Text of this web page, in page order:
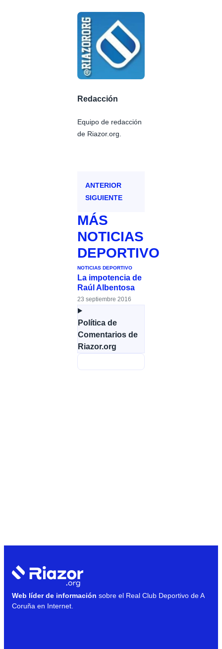
Redacción
Equipo de redacción
de Riazor.org.
ANTERIOR
SIGUIENTE
MÁS
NOTICIAS
DEPORTIVO
NOTICIAS DEPORTIVO
La impotencia de
Raúl Albentosa
23 septiembre 2016
Política de
Comentarios de
Riazor.org
Web líder de información sobre el Real Club Deportivo de A
Coruña en Internet.